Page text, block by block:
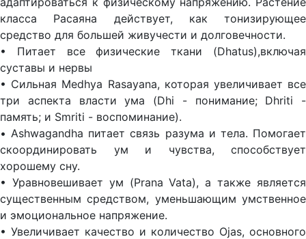
класса Расаяна действует, как тонизирующее
средство для большей живучести и долговечности.
• Питает все физические ткани (Dhatus),включая
суставы и нервы
• Сильная Medhya Rasayana, которая увеличивает все
три аспекта власти ума (Dhi - понимание; Dhriti -
память; и Smriti - воспоминание).
• Ashwagandha питает связь разума и тела. Помогает
скоординировать ум и чувства, способствует
хорошему сну.
• Уравновешивает ум (Prana Vata), а также является
существенным средством, уменьшающим умственное
и эмоциональное напряжение.
• Увеличивает качество и количество Ojas, основного